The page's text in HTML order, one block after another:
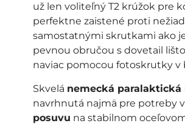
už len voliteľný T2 krúžok pre
perfektne zaistené proti
samostatnými skrutkami ako
pevnou obručou s dovetail
naviac pomocou fotoskrutky v
Skvelá nemecká paralaktická
navrhnutá najmä pre potreby
posuvu na stabilnom